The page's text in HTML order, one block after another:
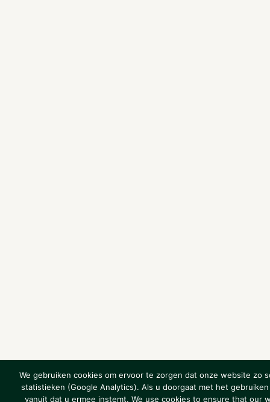
We gebruiken cookies om ervoor te zorgen dat onze website zo
statistieken (Google Analytics). Als u doorgaat met het
vanuit dat u ermee instemt. We use cookies to ensure that our